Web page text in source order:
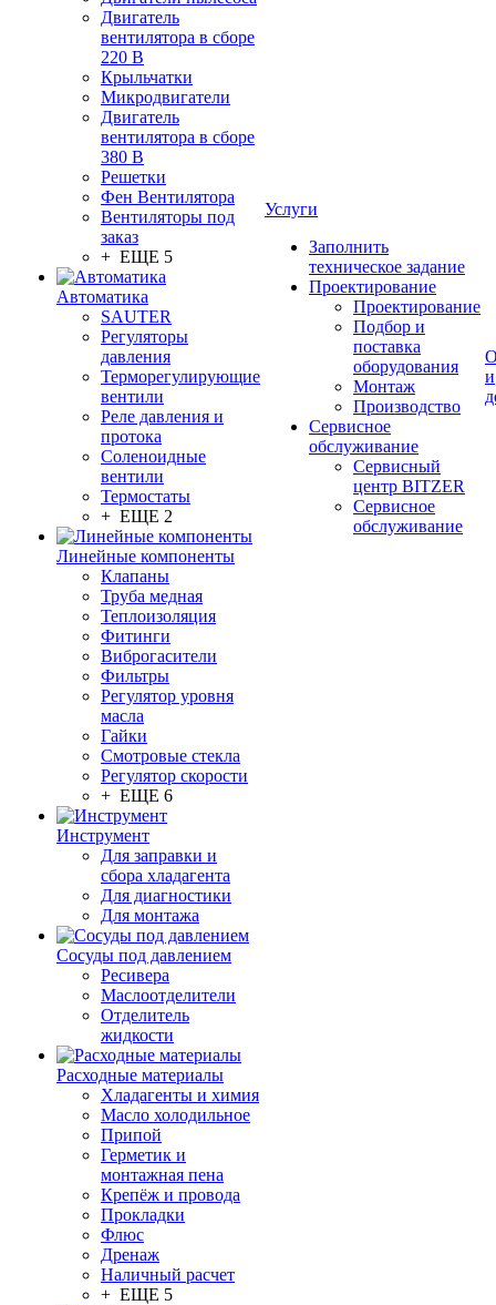
Двигатель
вентилятора в сборе
220 В
Крыльчатки
Микродвигатели
Двигатель
вентилятора в сборе
380 В
Решетки
Фен Вентилятора
Вентиляторы под
заказ
+ ЕЩЕ 5
Автоматика
SAUTER
Регуляторы
давления
Терморегулирующие
вентили
Реле давления и
протока
Соленоидные
вентили
Термостаты
+ ЕЩЕ 2
Линейные компоненты
Клапаны
Труба медная
Теплоизоляция
Фитинги
Виброгасители
Фильтры
Регулятор уровня
масла
Гайки
Смотровые стекла
Регулятор скорости
+ ЕЩЕ 6
Инструмент
Для заправки и
сбора хладагента
Для диагностики
Для монтажа
Сосуды под давлением
Ресивера
Маслоотделители
Отделитель
жидкости
Расходные материалы
Хладагенты и химия
Масло холодильное
Припой
Герметик и
монтажная пена
Крепёж и провода
Прокладки
Флюс
Дренаж
Наличный расчет
+ ЕЩЕ 5
Услуги
Заполнить
техническое задание
Проектирование
Проектирование
Подбор и
поставка
оборудования
Монтаж
Производство
Сервисное
обслуживание
Сервисный
центр BITZER
Сервисное
обслуживание
и